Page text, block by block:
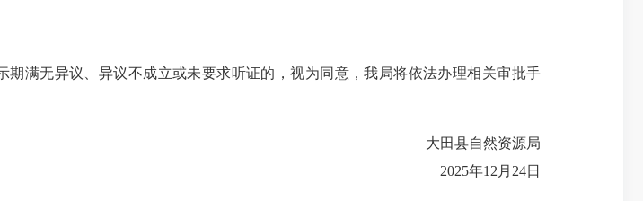
无异议、异议不成立或未要求听证的，视为同意，我局将依法办理相关审批手
大田县自然资源局
2025年12月24日